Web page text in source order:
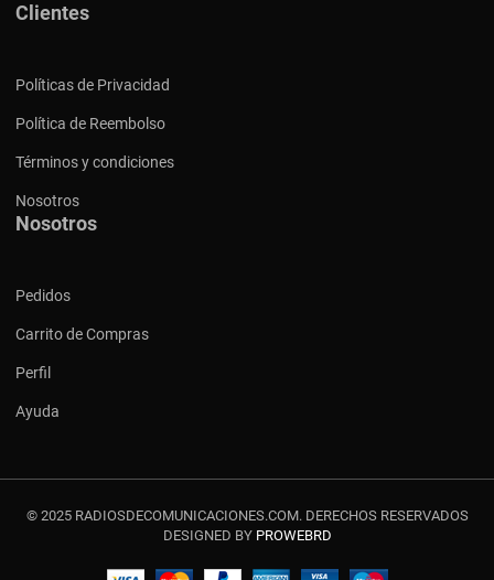
Clientes
Políticas de Privacidad
Política de Reembolso
Términos y condiciones
Nosotros
Nosotros
Pedidos
Carrito de Compras
Perfil
Ayuda
© 2025 RADIOSDECOMUNICACIONES.COM. DERECHOS RESERVADOS
DESIGNED BY PROWEBRD